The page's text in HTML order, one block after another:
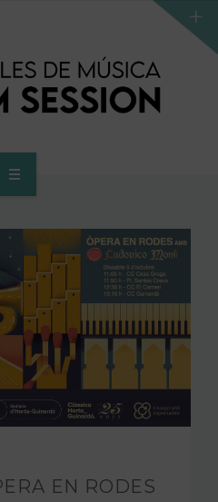
SUPERIOR
EN RODES